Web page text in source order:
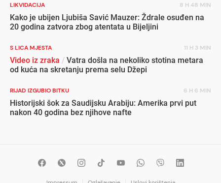
LIKVIDACIJA 8 H 48 MIN
Kako je ubijen Ljubiša Savić Mauzer: Ždrale osuđen na
20 godina zatvora zbog atentata u Bijeljini
S LICA MJESTA 11 H 3 MIN
Video iz zraka / Vatra došla na nekoliko stotina metara
od kuća na skretanju prema selu Džepi
RIJAD IZGUBIO BITKU 6 H 6 MIN
Historijski šok za Saudijsku Arabiju: Amerika prvi put
nakon 40 godina bez njihove nafte